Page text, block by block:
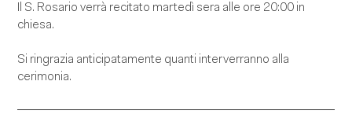
Il S. Rosario verrà recitato martedì sera alle ore 20:00 in
chiesa.
Si ringrazia anticipatamente quanti interverranno alla
cerimonia.